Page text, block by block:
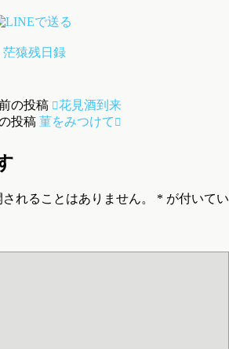
茫猿残日録
の投稿
花見酒到来
投稿 菫をみつけて
れることはありません。 * が付いてい